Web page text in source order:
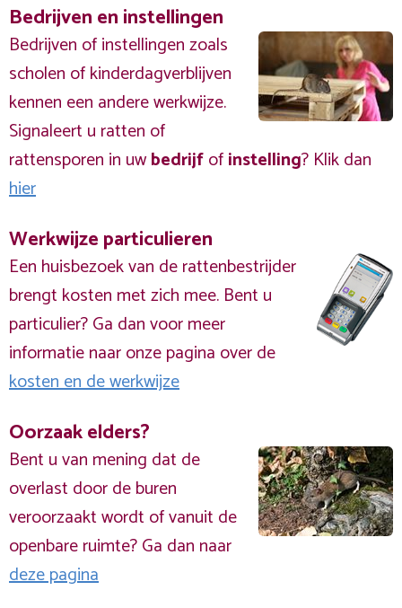
Bedrijven en instellingen
Bedrijven of instellingen zoals
scholen of kinderdagverblijven
kennen een andere werkwijze.
Signaleert u ratten of
rattensporen in uwbedrijfofinstelling? Klik dan
hier
Werkwijze particulieren
Een huisbezoek van de rattenbestrijder
brengt kosten met zich mee. Bent u
particulier? Ga dan voor meer
informatie naar onze pagina over de
kosten en de werkwijze
Oorzaak elders?
Bent u van mening dat de
overlast door de buren
veroorzaakt wordt of vanuit de
openbare ruimte? Ga dan naar
deze pagina